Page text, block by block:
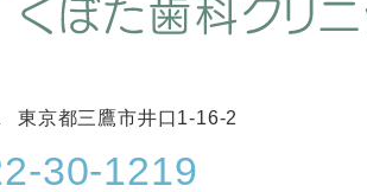
東京都三鷹市井口1-16-2
30-1219